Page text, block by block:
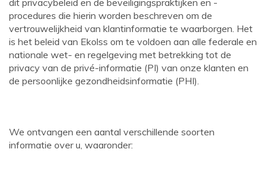
dit privacybeleid en de beveiligingspraktijken en -
procedures die hierin worden beschreven om de
vertrouwelijkheid van klantinformatie te waarborgen. Het
is het beleid van Ekolss om te voldoen aan alle federale en
nationale wet- en regelgeving met betrekking tot de
privacy van de privé-informatie (PI) van onze klanten en
de persoonlijke gezondheidsinformatie (PHI).
We ontvangen een aantal verschillende soorten
informatie over u, waaronder: